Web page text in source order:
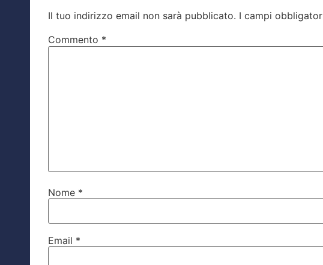
Il tuo indirizzo email non sarà pubblicato. I campi
Commento *
Nome *
Email *